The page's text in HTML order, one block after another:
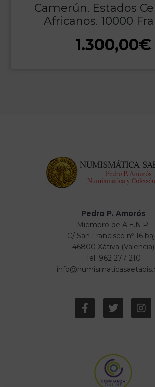
Camerún. Estados
Africanos. 10000
1.300,00€
Pedro P. Amorós
Miembro de A.E.N.P.
C/ San Francisco nº 16
46800 Xàtiva (Valencia)
Tel: 962 277 210